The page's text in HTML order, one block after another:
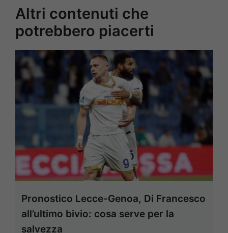
Altri contenuti che
potrebbero piacerti
Pronostico Lecce-Genoa, Di Francesco
all’ultimo bivio: cosa serve per la
salvezza